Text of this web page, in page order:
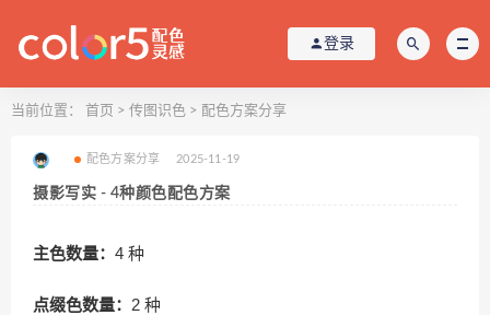
登录
当前位置： 首页 > 传图识色 > 配色方案分享
配色方案分享 2025-11-19
摄影写实 - 4种颜色配色方案
主色数量： 4 种
点缀色数量： 2 种